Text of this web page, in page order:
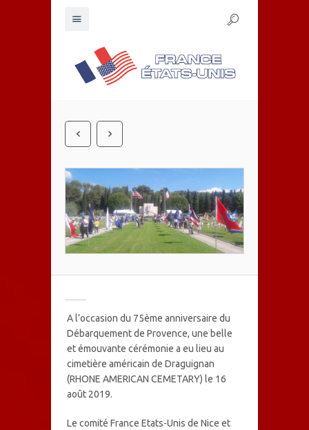
A l’occasion du 75ème anniversaire du
Débarquement de Provence, une belle
et émouvante cérémonie a eu lieu au
cimetière américain de Draguignan
(RHONE AMERICAN CEMETARY) le 16
août 2019.
Le comité France Etats-Unis de Nice et